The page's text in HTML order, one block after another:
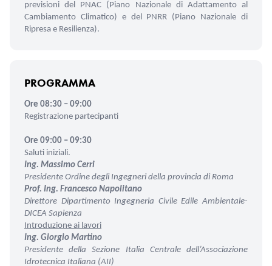
previsioni del PNAC (Piano Nazionale di Adattamento al
Cambiamento Climatico) e del PNRR (Piano Nazionale di
Ripresa e Resilienza).
PROGRAMMA
Ore 08:30 – 09:00
Registrazione partecipanti
Ore 09:00 – 09:30
Saluti iniziali.
Ing. Massimo Cerri
Presidente Ordine degli Ingegneri della provincia di Roma
Prof. Ing. Francesco Napolitano
Direttore Dipartimento Ingegneria Civile Edile Ambientale-
DICEA Sapienza
Introduzione ai lavori
Ing. Giorgio Martino
Presidente della Sezione Italia Centrale dell’Associazione
Idrotecnica Italiana (AII)